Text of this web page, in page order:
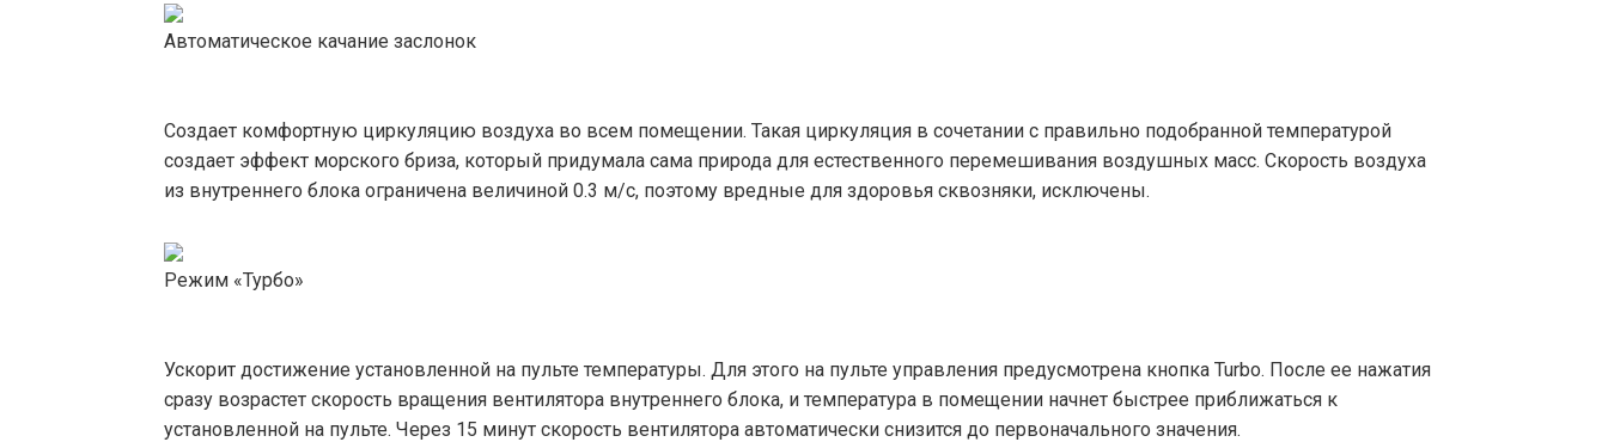
Автоматическое качание заслонок
Создает комфортную циркуляцию воздуха во всем помещении. Такая циркуляция в сочетании с правильно подобранной температурой
создает эффект морского бриза, который придумала сама природа для естественного перемешивания воздушных масс. Скорость воздуха
из внутреннего блока ограничена величиной 0.3 м/с, поэтому вредные для здоровья сквозняки, исключены.
Режим «Турбо»
Ускорит достижение установленной на пульте температуры. Для этого на пульте управления предусмотрена кнопка Turbo. После ее нажатия
сразу возрастет скорость вращения вентилятора внутреннего блока, и температура в помещении начнет быстрее приближаться к
установленной на пульте. Через 15 минут скорость вентилятора автоматически снизится до первоначального значения.